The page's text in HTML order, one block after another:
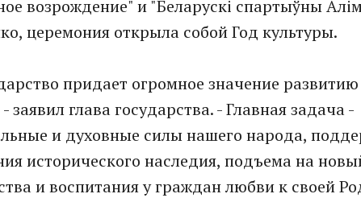
возрождение" и "Беларускі спартыўны
церемония открыла собой Год культуры.
придает огромное значение развитию
глава государства. - Главная задача -
и духовные силы нашего народа,
исторического наследия, подъема на
и воспитания у граждан любви к своей